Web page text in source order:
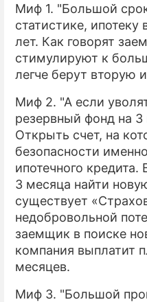
Миф 1. "Большой
статистике,
лет. Как говорят
стимулируют к
легче берут вторую
Миф 2. "А если
резервный фонд на 3
Открыть счет, на
безопасности
ипотечного кредита.
3 месяца найти
существует
недобровольной
заемщик в поиске
компания выплатит
месяцев.
Миф 3. "Большой